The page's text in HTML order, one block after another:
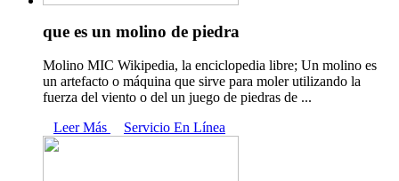
que es un molino de piedra
Molino MIC Wikipedia, la enciclopedia libre; Un molino es
un artefacto o máquina que sirve para moler utilizando la
fuerza del viento o del un juego de piedras de ...
Leer Más
Servicio En Línea